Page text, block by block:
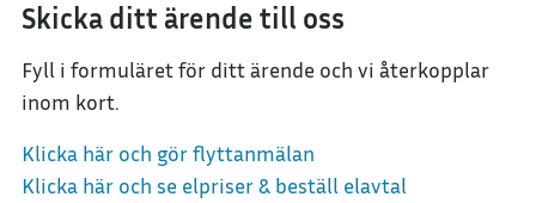
Skicka ditt ärende till oss
Fyll i formuläret för ditt ärende och vi återkopplar
inom kort.
Klicka här och gör flyttanmälan
Klicka här och se elpriser & beställ elavtal